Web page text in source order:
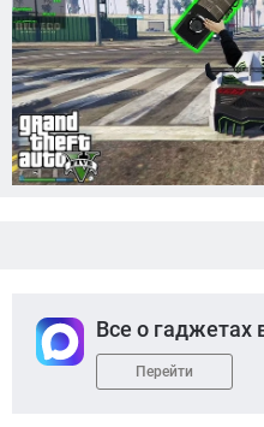
Все о гаджетах
Перейти